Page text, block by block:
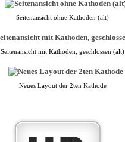
Seitenansicht ohne Kathoden (alt)
Seitenansicht mit Kathoden, geschlossen (alt)
Neues Layout der 2ten Kathode